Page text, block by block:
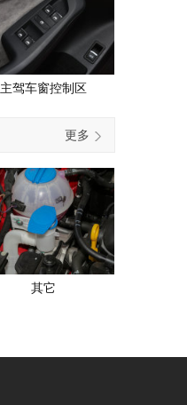
主驾车窗控制区
更多
其它